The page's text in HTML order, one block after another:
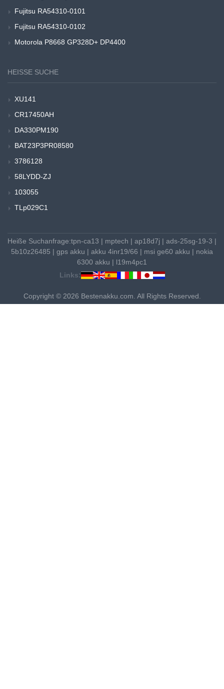
Fujitsu RA54310-0101
Fujitsu RA54310-0102
Motorola P8668 GP328D+ DP4400
HEISSE SUCHE
XU141
CR17450AH
DA330PM190
BAT23P3PR08580
3786128
58LYDD-ZJ
103055
TLp029C1
Heiße Suchanfrage:tpn-ca13 | mptech | ap18d7j | ads-25sg-19-3 |
5b10z26485 | gps akku | akku 4inr19/66 | msi ge60 akku | nokia
6300 akku | l19m4pc1
Links:
Copyright © 2026 Bestenakku.com. All Rights Reserved.